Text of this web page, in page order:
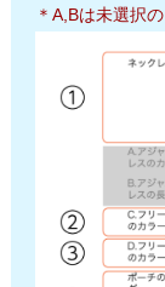
＊A,Bは未選択